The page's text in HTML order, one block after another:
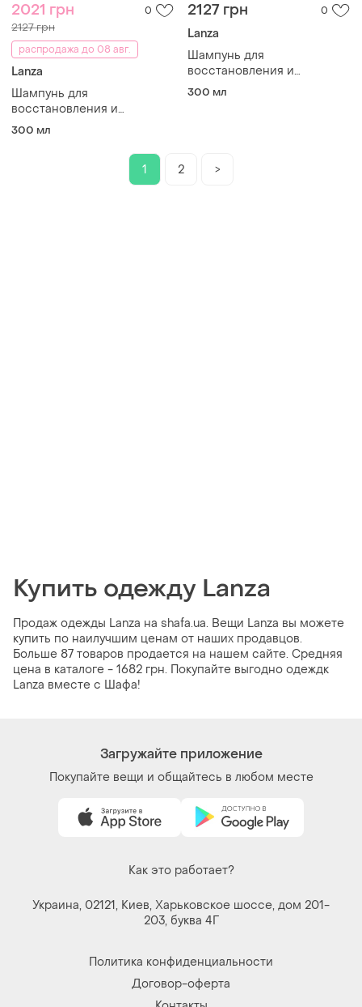
2021 грн 0
2127 грн
распродажа до 08 авг.
Lanza
Шампунь для
восстановления и
стимуляции роста волос
300 мл
2127 грн 0
Lanza
Шампунь для
восстановления и
стимуляции роста волос
300 мл
1 2 >
Купить одежду Lanza
Продаж одежды Lanza на shafa.ua. Вещи Lanza вы можете
купить по наилучшим ценам от наших продавцов.
Больше 87 товаров продается на нашем сайте. Средняя
цена в каталоге - 1682 грн. Покупайте выгодно одеждк
Lanza вместе с Шафа!
Загружайте приложение
Покупайте вещи и общайтесь в любом месте
Как это работает?
Украина, 02121, Киев, Харьковское шоссе, дом 201-
203, буква 4Г
Политика конфиденциальности
Договор-оферта